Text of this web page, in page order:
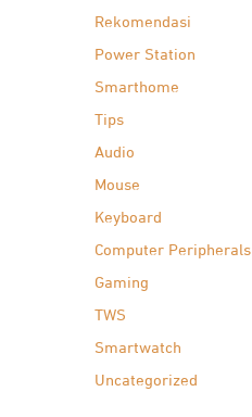
Rekomendasi
Power Station
Smarthome
Tips
Audio
Mouse
Keyboard
Computer Peripherals
Gaming
TWS
Smartwatch
Uncategorized